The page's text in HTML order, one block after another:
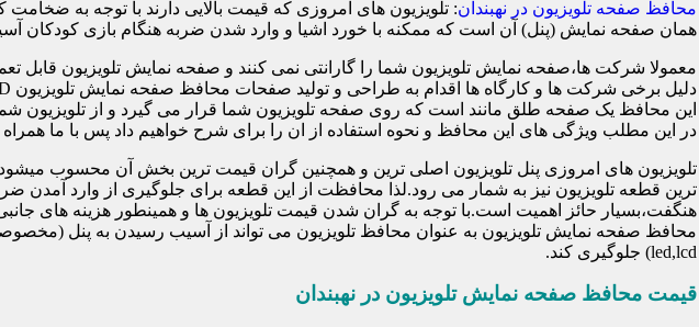
محافظ صفحه تلویزیون در نهبندان: تلویزیون های امروزی که قیمت بالایی دارند با توجه به
همان صفحه نمایش (پنل) آن است که ممکنه با خورد اشیا و وارد شدن ضربه هنگام بازی کودکان آسیب ببیند و
معمولا شرکت ها،صفحه نمایش تلویزیون شما را گارانتی نمی کنند و صفحه نمایش تلویزیون قابل
این محافظ یک صفحه طلق مانند است که روی صفحه تلویزیون شما قرار می گیرد و از تلویزیون
در این مطلب ویژگی های این محافظ و نحوه استفاده از ان را برای شرح خواهیم داد پس با ما همراه
تلویزیون های امروزی پنل تلویزیون اصلی ترین و همچنین گران قیمت ترین بخش آن محسوب
ترین قطعه تلویزیون نیز به شمار می رود.لذا محافظت از این قطعه برای جلوگیری از وارد آمدن
هنگفت،بسیار حائز اهمیت است.با توجه به گران شدن قیمت تلویزیون ها و همینطور هزینه های
محافظ صفحه نمایش تلویزیون به عنوان محافظ تلویزیون می تواند از آسیب رسیدن به پنل (مخصوصا
led,lcd) جلوگیری کند.
قیمت محافظ صفحه نمایش تلویزیون در نهبندان